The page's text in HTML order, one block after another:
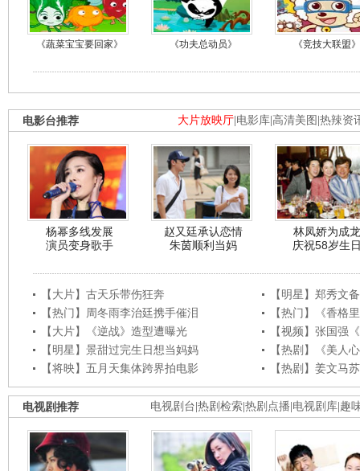
《蔬菜宝宝要回家》 《功夫总动员》 《竞技大联盟》
大片放映厅 电影库 高清美图 热辣资
电影台推荐
杨幂多线发展
演员变身歌手
赵又廷承认恋情
朱茵顺利当妈
林凤娇为成龙
庆祝58岁生
【大片】古天乐带伤狂奔
【明星】郑秀文
【热门】周冬雨李治廷携手催泪
【热门】《香格
【大片】《逆战》造型遭曝光
【视频】张国强
【明星】景甜过完生日想当妈妈
【热剧】《美人
【将映】五月天集体跨界拍电影
【热剧】姜文马
电视剧台 热剧检索 热剧点播 电视剧库 趣
电视剧推荐